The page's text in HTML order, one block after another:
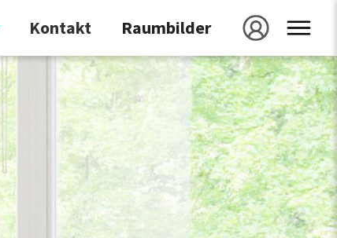
raumbilder
galerie
projekt speichern
projekt id
laden
kontakt